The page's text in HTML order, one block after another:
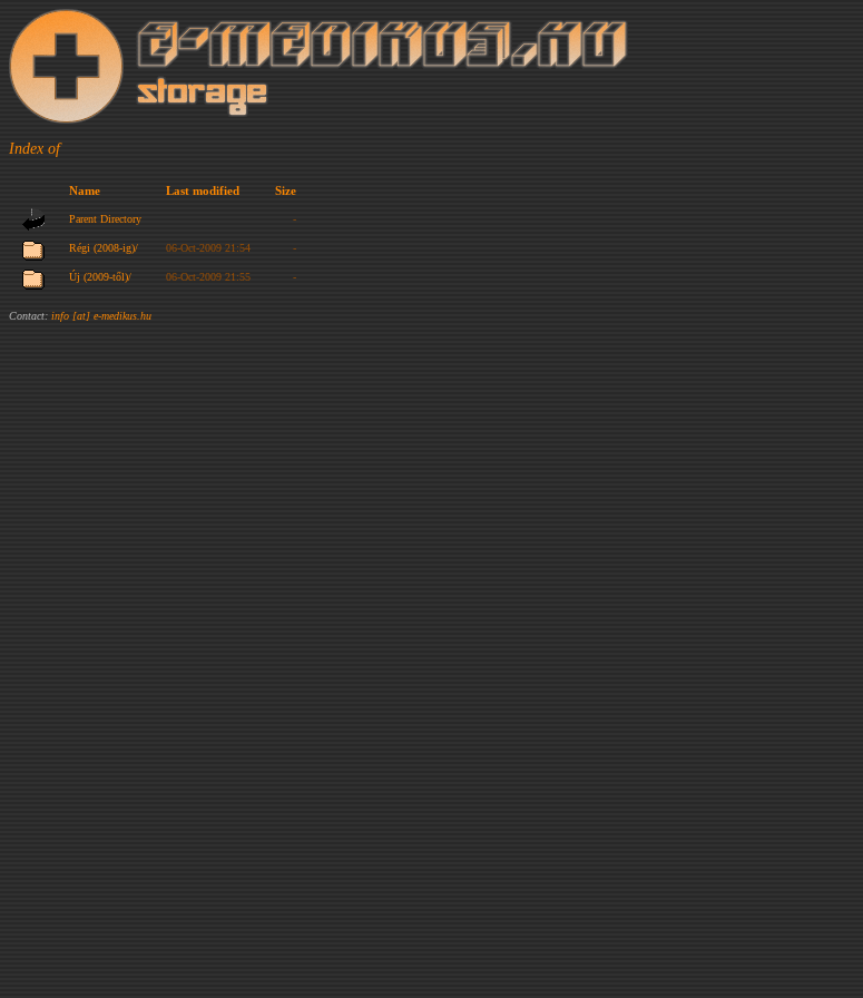
Index of
Name Last modified Size
Parent Directory -
Régi (2008-ig)/ 06-Oct-2009 21:54 -
Új (2009-től)/ 06-Oct-2009 21:55 -
Contact: info [at] e-medikus.hu